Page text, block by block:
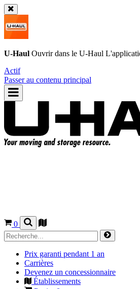
U-Haul Ouvrir dans le U-Haul
Actif
Passer au contenu principal
0
Prix garanti pendant 1 an
Carrières
Devenez un concessionnaire
Établissements